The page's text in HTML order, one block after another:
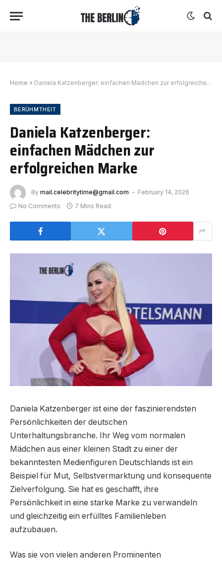
Home » Daniela Katzenberger: einfachen Mädchen zur erfolgreichen Marke
BERÜHMTHEIT
Daniela Katzenberger:
einfachen Mädchen zur
erfolgreichen Marke
By mail.celebritytime@gmail.com
February 14, 2026
No Comments
7 Mins Read
Daniela Katzenberger ist eine der faszinierendsten
Persönlichkeiten der deutschen
Unterhaltungsbranche. Ihr Weg vom normalen
Mädchen aus einer kleinen Stadt zu einer der
bekanntesten Medienfiguren Deutschlands ist ein
Beispiel für Mut, Selbstvermarktung und konsequente
Zielverfolgung. Sie hat es geschafft, ihre
Persönlichkeit in eine starke Marke zu verwandeln
und gleichzeitig ein erfülltes Familienleben
aufzubauen.
Was sie von vielen anderen Prominenten